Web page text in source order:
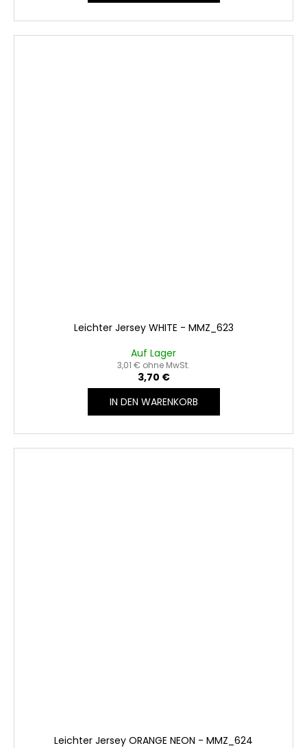
Leichter Jersey WHITE - MMZ_623
Auf Lager
3,01 € ohne MwSt.
3,70 €
IN DEN WARENKORB
Leichter Jersey ORANGE NEON - MMZ_624